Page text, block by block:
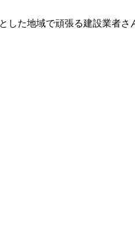
た地域で頑張る建設業者さ